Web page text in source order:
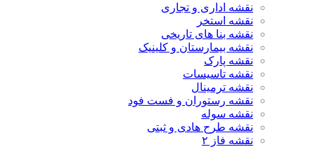
نقشه اداری و تجاری
نقشه استخر
نقشه بنا های تاریخی
نقشه بیمارستان و کلینیک
نقشه پارک
نقشه تاسیسات
نقشه ترمینال
نقشه رستوران و فست فود
نقشه سوله
نقشه طرح هادی و ثبتی
نقشه فاز ۲